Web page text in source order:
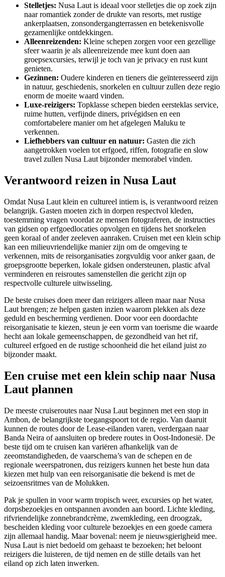
Stelletjes: Nusa Laut is ideaal voor stelletjes die op zoek zijn
naar romantiek zonder de drukte van resorts, met rustige
ankerplaatsen, zonsondergangterrassen en betekenisvolle
gezamenlijke ontdekkingen.
Alleenreizenden: Kleine schepen zorgen voor een gezellige
sfeer waarin je als alleenreizende mee kunt doen aan
groepsexcursies, terwijl je toch van je privacy en rust kunt
genieten.
Gezinnen: Oudere kinderen en tieners die geïnteresseerd zijn
in natuur, geschiedenis, snorkelen en cultuur zullen deze regio
enorm de moeite waard vinden.
Luxe-reizigers: Topklasse schepen bieden eersteklas service,
ruime hutten, verfijnde diners, privégidsen en een
comfortabelere manier om het afgelegen Maluku te
verkennen.
Liefhebbers van cultuur en natuur: Gasten die zich
aangetrokken voelen tot erfgoed, riffen, fotografie en slow
travel zullen Nusa Laut bijzonder memorabel vinden.
Verantwoord reizen in Nusa Laut
Omdat Nusa Laut klein en cultureel intiem is, is verantwoord reizen
belangrijk. Gasten moeten zich in dorpen respectvol kleden,
toestemming vragen voordat ze mensen fotograferen, de instructies
van gidsen op erfgoedlocaties opvolgen en tijdens het snorkelen
geen koraal of ander zeeleven aanraken. Cruisen met een klein schip
kan een milieuvriendelijke manier zijn om de omgeving te
verkennen, mits de reisorganisaties zorgvuldig voor anker gaan, de
groepsgrootte beperken, lokale gidsen ondersteunen, plastic afval
verminderen en reisroutes samenstellen die gericht zijn op
respectvolle culturele uitwisseling.
De beste cruises doen meer dan reizigers alleen maar naar Nusa
Laut brengen; ze helpen gasten inzien waarom plekken als deze
geduld en bescherming verdienen. Door voor een doordachte
reisorganisatie te kiezen, steun je een vorm van toerisme die waarde
hecht aan lokale gemeenschappen, de gezondheid van het rif,
cultureel erfgoed en de rustige schoonheid die het eiland juist zo
bijzonder maakt.
Een cruise met een klein schip naar Nusa
Laut plannen
De meeste cruiseroutes naar Nusa Laut beginnen met een stop in
Ambon, de belangrijkste toegangspoort tot de regio. Van daaruit
kunnen de routes door de Lease-eilanden varen, verdergaan naar
Banda Neira of aansluiten op bredere routes in Oost-Indonesië. De
beste tijd om te cruisen kan variëren afhankelijk van de
zeeomstandigheden, de vaarschema’s van de schepen en de
regionale weerspatronen, dus reizigers kunnen het beste hun data
kiezen met hulp van een reisorganisatie die bekend is met de
seizoensritmes van de Molukken.
Pak je spullen in voor warm tropisch weer, excursies op het water,
dorpsbezoekjes en ontspannen avonden aan boord. Lichte kleding,
rifvriendelijke zonnebrandcrème, zwemkleding, een droogzak,
bescheiden kleding voor culturele bezoekjes en een goede camera
zijn allemaal handig. Maar bovenal: neem je nieuwsgierigheid mee.
Nusa Laut is niet bedoeld om gehaast te bezoeken; het beloont
reizigers die luisteren, de tijd nemen en de stille details van het
eiland op zich laten inwerken.